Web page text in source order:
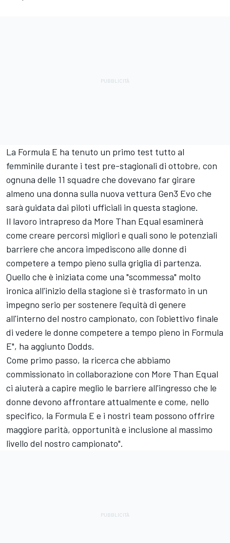
La Formula E ha tenuto un primo test tutto al
femminile durante i test pre-stagionali di ottobre, con
ognuna delle 11 squadre che dovevano far girare
almeno una donna sulla nuova vettura Gen3 Evo che
sarà guidata dai piloti ufficiali in questa stagione.
Il lavoro intrapreso da More Than Equal esaminerà
come creare percorsi migliori e quali sono le potenziali
barriere che ancora impediscono alle donne di
competere a tempo pieno sulla griglia di partenza.
Quello che è iniziata come una "scommessa" molto
ironica all'inizio della stagione si è trasformato in un
impegno serio per sostenere l'equità di genere
all'interno del nostro campionato, con l'obiettivo finale
di vedere le donne competere a tempo pieno in Formula
E", ha aggiunto Dodds.
Come primo passo, la ricerca che abbiamo
commissionato in collaborazione con More Than Equal
ci aiuterà a capire meglio le barriere all'ingresso che le
donne devono affrontare attualmente e come, nello
specifico, la Formula E e i nostri team possono offrire
maggiore parità, opportunità e inclusione al massimo
livello del nostro campionato".